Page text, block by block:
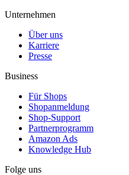
Unternehmen
Über uns
Karriere
Presse
Business
Für Shops
Shopanmeldung
Shop-Support
Partnerprogramm
Amazon Ads
Knowledge Hub
Folge uns